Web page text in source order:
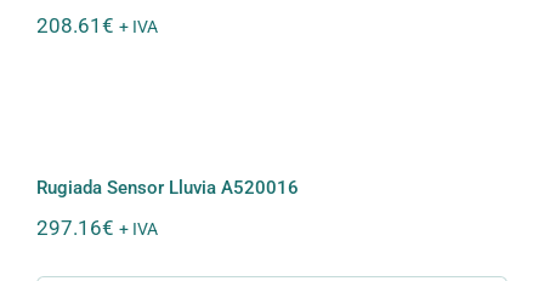
208.61 € + IVA
Rugiada Sensor Lluvia A520016
297.16€ + IVA